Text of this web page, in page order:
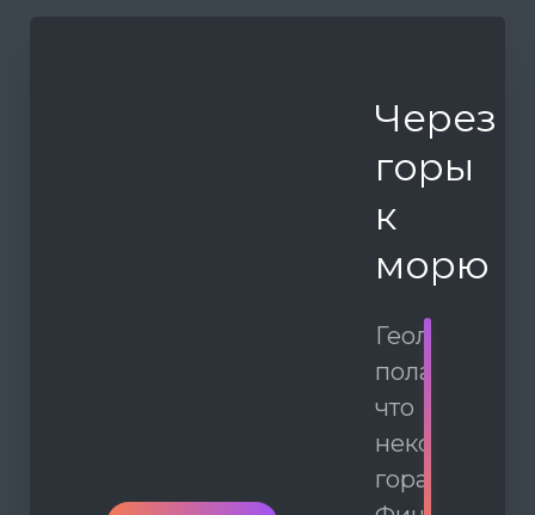
Через
горы
к
морю
Геологи
полагают,
что
некогда
гора